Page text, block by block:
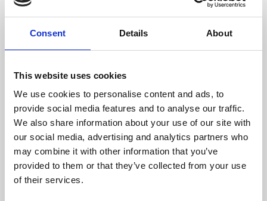
Consent Details About
This website uses cookies
We use cookies to personalise content and ads, to
provide social media features and to analyse our traffic.
We also share information about your use of our site with
our social media, advertising and analytics partners who
may combine it with other information that you’ve
provided to them or that they’ve collected from your use
of their services.
Dimensione Max Legno (mm) 500
Temperatura Massima Del Gas (ºC)
Diametro Del Camino (mm)
Necessaria Depressione Nel Camino (pa) 12
Flusso Di Ventilatore (m³/h) 220 (opcional)
Rendimento Consumo
volume di